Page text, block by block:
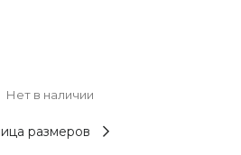
Нет в наличии
размеров